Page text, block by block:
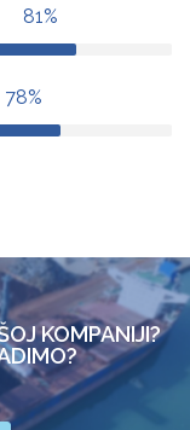
81%
78%
KOMPANIJI?